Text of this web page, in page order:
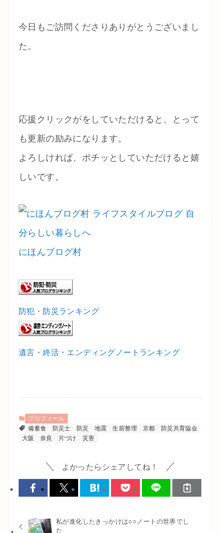
今日もご訪問くださりありがとうございまし
た。
応援クリックがをしていただけると、とって
も更新の励みになります。
よろしければ、ポチッとしていただけると嬉
しいです。
にほんブログ村
防犯・防災ランキング
遺言・終活・エンディングノートランキング
プロフィール
備蓄食
防災士 防災 地震 生前整理 京都
防災共育協会
大阪
奈良 片づけ 災害
よかったらシェアしてね！
私が進化したきっかけは○○ノートの世界でし
た